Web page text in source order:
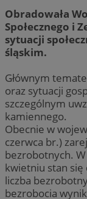
Obradowała
Społecznego i
sytuacji
śląskim.
Głównym
oraz sytuacji
szczególnym
kamiennego.
Obecnie w
czerwca br.)
bezrobotnych.
kwietniu stan się
liczba
bezrobocia